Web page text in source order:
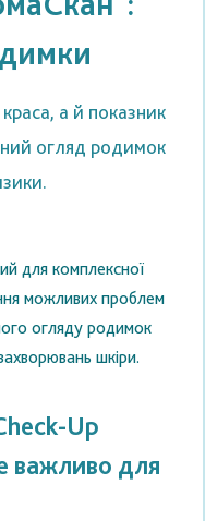
а й показник
огляд родимок
для комплексної
можливих проблем
огляду родимок
шкіри.
Up
важливо для